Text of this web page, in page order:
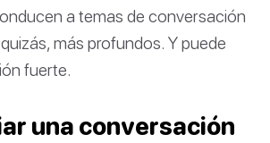
a temas de conversación
más profundos. Y puede
fuerte.
una conversación